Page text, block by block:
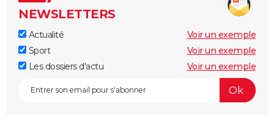
NEWSLETTERS
Actualité
Voir un exemple
Sport
Voir un exemple
Les dossiers d'actu
Voir un exemple